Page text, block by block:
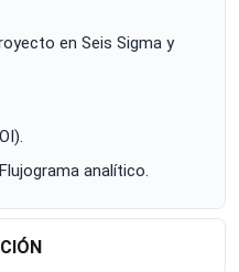
en Seis Sigma y
analítico.